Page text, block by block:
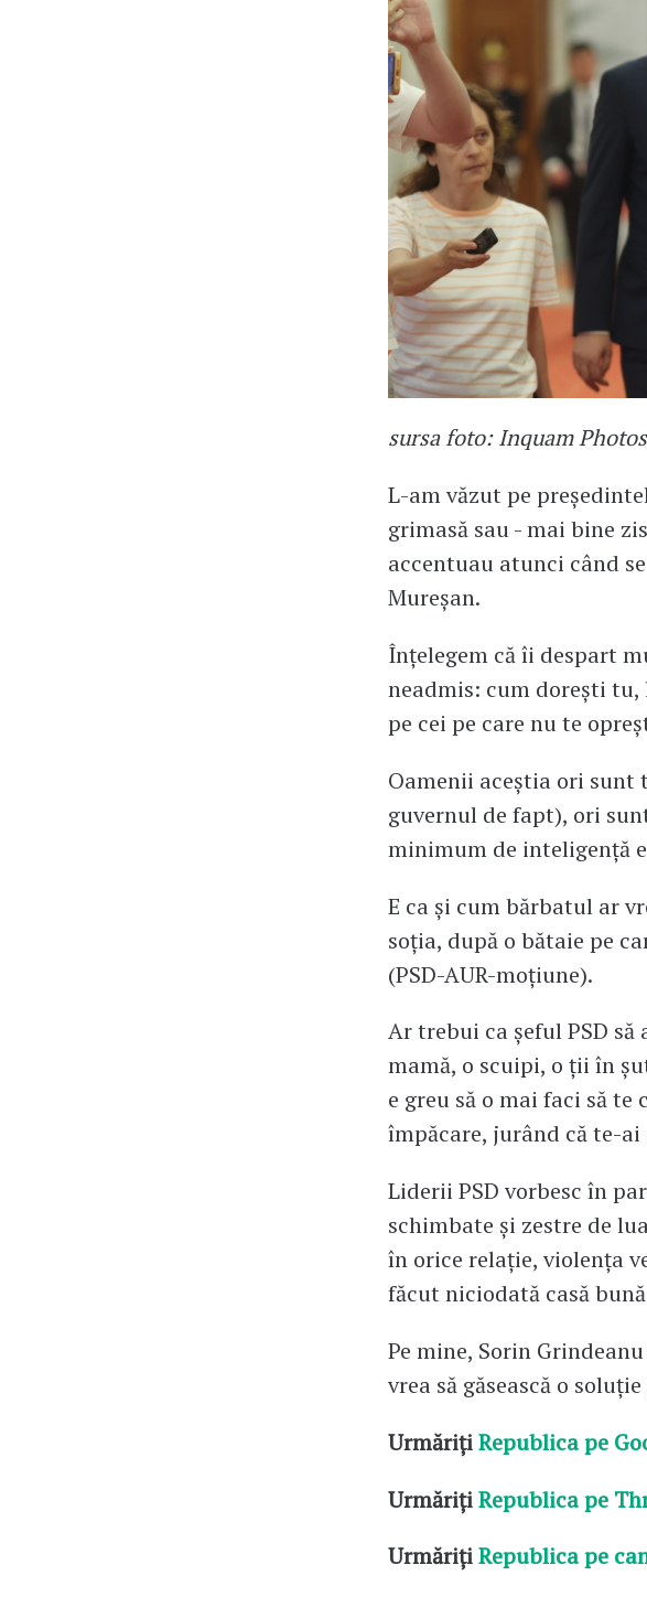
sursa foto: Inquam Photos
L-am văzut pe
grimasă sau - mai bine
accentuau atunci când
Mureșan.
Înțelegem că îi despart
neadmis: cum dorești
pe cei pe care nu te
Oamenii aceștia ori sunt
guvernul de fapt), ori
minimum de inteligență
E ca și cum bărbatul ar
soția, după o bătaie pe
(PSD-AUR-moțiune).
Ar trebui ca șeful PSD
mamă, o scuipi, o ții în
e greu să o mai faci să
împăcare, jurând că te-
Liderii PSD vorbesc în
schimbate și zestre de
în orice relație, violența
făcut niciodată casă
Pe mine, Sorin
vrea să găsească o
UrmărițiRepublica pe
UrmărițiRepublica pe
UrmărițiRepublica pe